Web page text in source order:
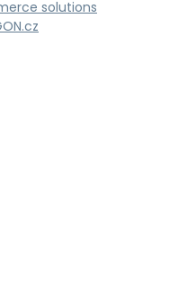
solutions